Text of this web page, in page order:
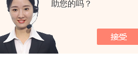
助您的吗？
上下加热功能，使微孔板的每
、转速和时间，温控线性好、